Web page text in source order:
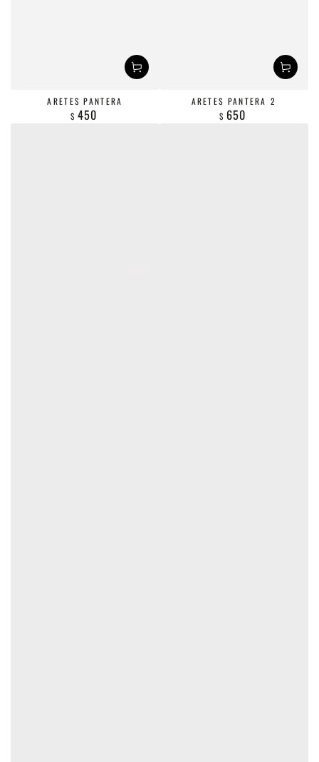
ARETES PANTERA
Precio
$ 450
ARETES PANTERA 2
Precio
$ 650